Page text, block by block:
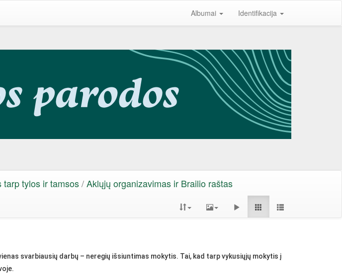
Albumai Identifikacija
tarp tylos ir tamsos/Aklųjų organizavimas ir Brailio raštas
svarbiausių darbų – neregių išsiuntimas mokytis. Tai, kad tarp vykusiųjų mokytis į